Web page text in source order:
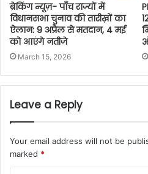
ब्रेकिंग न्यूज़- पाँच राज्यों में
विधानसभा चुनाव की तारीख़ों का
ऐलान: 9 अप्रैल से मतदान, 4 मई
को आएंगे नतीजे
March 15, 2026
Leave a Reply
Your email address will not be
marked *